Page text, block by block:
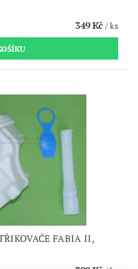
349 Kč/ ks
FABIA II,